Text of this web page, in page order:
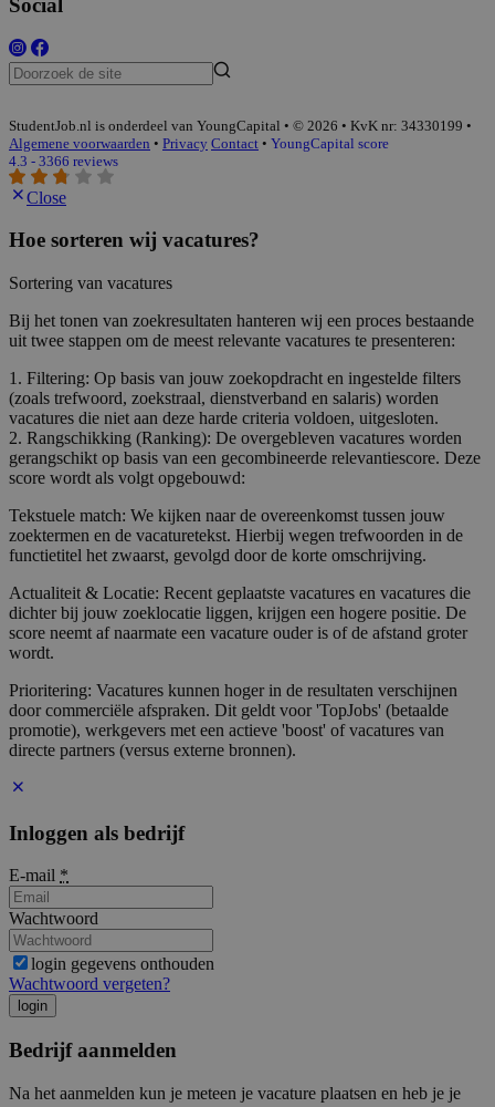
Social
StudentJob.nl is onderdeel van YoungCapital • © 2026 • KvK nr: 34330199 •
Algemene voorwaarden • Privacy Contact • YoungCapital score
4.3 - 3366 reviews
Close
Hoe sorteren wij vacatures?
Sortering van vacatures
Bij het tonen van zoekresultaten hanteren wij een proces bestaande
uit twee stappen om de meest relevante vacatures te presenteren:
1. Filtering: Op basis van jouw zoekopdracht en ingestelde filters
(zoals trefwoord, zoekstraal, dienstverband en salaris) worden
vacatures die niet aan deze harde criteria voldoen, uitgesloten.
2. Rangschikking (Ranking): De overgebleven vacatures worden
gerangschikt op basis van een gecombineerde relevantiescore. Deze
score wordt als volgt opgebouwd:
Tekstuele match: We kijken naar de overeenkomst tussen jouw
zoektermen en de vacaturetekst. Hierbij wegen trefwoorden in de
functietitel het zwaarst, gevolgd door de korte omschrijving.
Actualiteit & Locatie: Recent geplaatste vacatures en vacatures die
dichter bij jouw zoeklocatie liggen, krijgen een hogere positie. De
score neemt af naarmate een vacature ouder is of de afstand groter
wordt.
Prioritering: Vacatures kunnen hoger in de resultaten verschijnen
door commerciële afspraken. Dit geldt voor 'TopJobs' (betaalde
promotie), werkgevers met een actieve 'boost' of vacatures van
directe partners (versus externe bronnen).
Inloggen als bedrijf
E-mail *
Wachtwoord
login gegevens onthouden
Wachtwoord vergeten?
login
Bedrijf aanmelden
Na het aanmelden kun je meteen je vacature plaatsen en heb je je